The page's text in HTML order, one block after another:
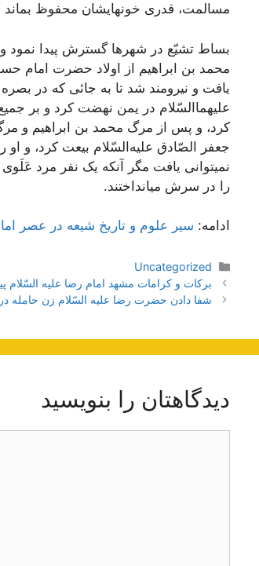
مسالمت‌، قدری خونهايشان‌ محفوظ‌
بساط‌ تشيّع‌ در شهرها گسترش‌ پيدا نمود
محمد بن‌ ابراهيم‌ از اولاد حضرت‌ امام‌
يافت‌ و نيرومند شد تا به‌ جائی که‌ در
عليهما‌السّلام در يمن‌ نهضت‌ کرد و بر
کرد، و پس‌ از مرگ‌ محمد بن‌ ابراهيم‌ و
جعفر الصّادق‌ عليه‌السّلام بيعت‌ کرد، و او
نمیتوانی يافت‌ مگر آنکه‌ يک‌ نفر مرد
را در سرش‌ میانداختند.
ادامه: سير علوم‌ و تاريخ‌ شيعه‌ در عصر
دسته‌ها
Uncategorized
ناوبری
نوشته‌ها
بركات‌ و كرامات‌ مشهد امام‌ رضا عليه‌
شفا دادن حضرت رضا عليه السّلام زن حامله
دیدگاهتان را بنویسید